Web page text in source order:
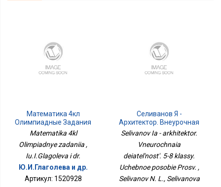
Математика 4кл
Олимпиадные Задания
Matematika 4kl
Olimpiadnye zadaniia ,
Iu.I.Glagoleva i dr.
Ю.И.Глаголева и др.
Артикул: 1520928
Селиванов Я -
Архитектор. Внеурочная
Деятельность. 5-8
Пособие Просв.
Selivanov Ia - arkhitektor.
Vneurochnaia
deiatel'nost'. 5-8 klassy.
Uchebnoe posobie Prosv. ,
Selivanov N. L., Selivanova